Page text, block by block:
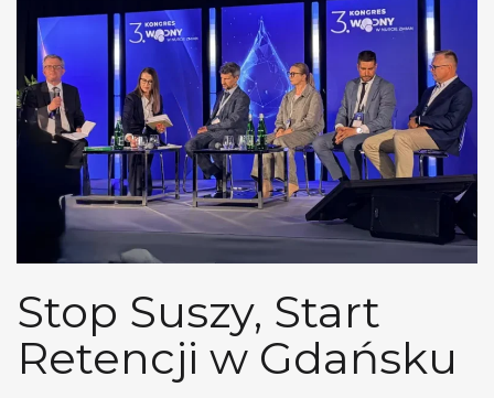
Stop Suszy, Start
Retencji w Gdańsku